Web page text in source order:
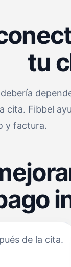
tu
Fibbel
y factura.
de la cita.